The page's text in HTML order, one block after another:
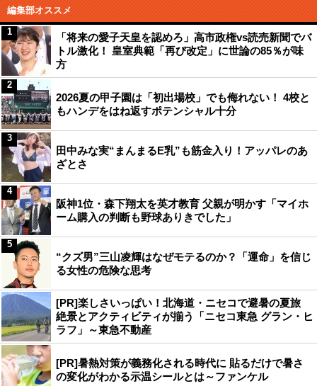
編集部オススメ
「将来の愛子天皇を認めろ」高市政権vs読売新聞でバ
トル激化！ 皇室典範「再び改定」に世論の85％が味
方
1
2026夏の甲子園は「初出場校」でも侮れない！ 4校と
もハンデをはね返すポテンシャル十分
2
田中みな実“まんまるE乳”も筋金入り！アッパレのあ
ざとさ
3
阪神1位・森下翔太を英才教育 父親が明かす「マイホ
ーム購入の判断も野球ありきでした」
4
“クズ男”三山凌輝はなぜモテるのか？「運命」を信じ
る女性の危険な思考
5
[PR]楽しさいっぱい！北海道・ニセコで避暑の夏旅
絶景とアクティビティが揃う「ニセコ東急 グラン・ヒ
ラフ」～東急不動産
[PR]暑熱対策が義務化される時代に 貼るだけで暑さ
の変化がわかる示温シールとは～ファンケル